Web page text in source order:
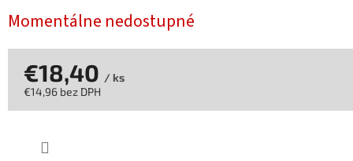
Momentálne nedostupné
€18,40 / ks
€14,96 bez DPH